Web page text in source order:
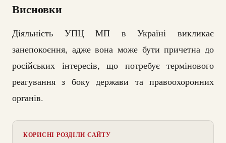
Висновки
Діяльність УПЦ МП в Україні викликає
занепокоєння, адже вона може бути причетна до
російських інтересів, що потребує термінового
реагування з боку держави та правоохоронних
органів.
КОРИСНІ РОЗДІЛИ САЙТУ